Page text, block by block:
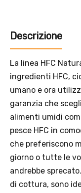
Descrizione
La linea HFC
ingredienti HFC,
umano e ora
garanzia che
alimenti umidi
pesce HFC in
che preferiscono
giorno o tutte le
andrebbe
di cottura, sono
Solo per
Aggiungi un
sconto,